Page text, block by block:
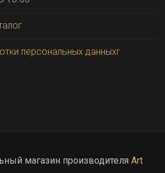
персональных данныхг
магазин производителя Art